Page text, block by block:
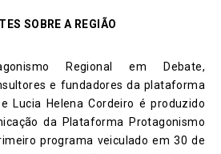
SOBRE A REGIÃO
Regional em Debate,
e fundadores da plataforma
Lucia Helena Cordeiro é produzido
da Plataforma Protagonismo
programa veiculado em 30 de